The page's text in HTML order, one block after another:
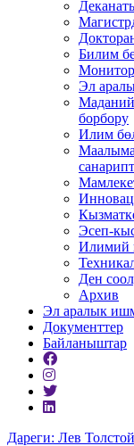
Билим
Эл
борбору
Илим
Эсеп-
Илимий
Ден
Архив
Эл аралык
Документтер
Байланыштар
Дареги: Лев